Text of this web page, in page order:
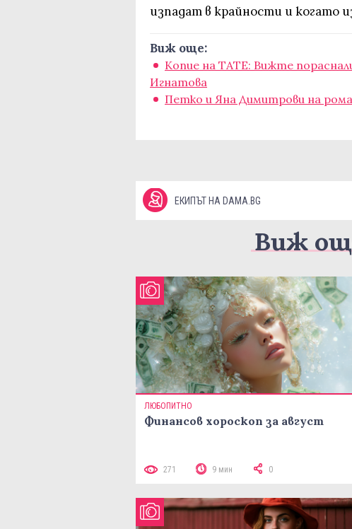
изпадат в крайности и когато
Виж още:
Копие на ТАТЕ: Вижте
Игнатова
Петко и Яна Димитрови на
ЕКИПЪТ НА DAMA.BG
Виж
ЛЮБОПИТНО
Финансов хороскоп за август
271 9 мин 0